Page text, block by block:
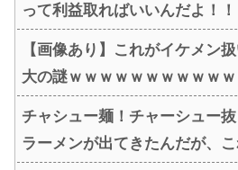
って利益取ればいいんだよ！！
【画像あり】これがイケメン
大の謎ｗｗｗｗｗｗｗｗｗｗ
チャシュー麺！チャーシュー
ラーメンが出てきたんだが、